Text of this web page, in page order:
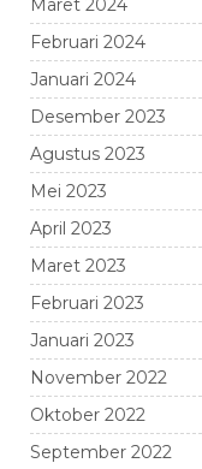
Maret 2024
Februari 2024
Januari 2024
Desember 2023
Agustus 2023
Mei 2023
April 2023
Maret 2023
Februari 2023
Januari 2023
November 2022
Oktober 2022
September 2022